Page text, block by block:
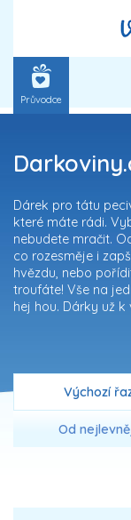
Průvodce
Dárek pro tátu
které máte rádi.
nebudete mračit.
co rozesměje i
hvězdu, nebo
troufáte! Vše na
hej hou. Dárky už k
Výchozí
Od